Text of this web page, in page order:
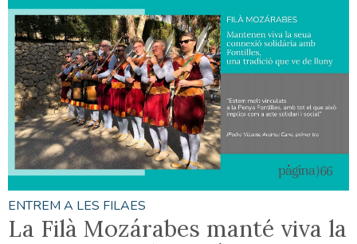
ENTREM A LES FILAES
La Filà Mozárabes manté viva la